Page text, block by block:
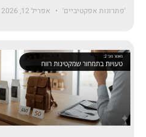
'פתרונות אפקטיביים'
אפריל 12, 2026